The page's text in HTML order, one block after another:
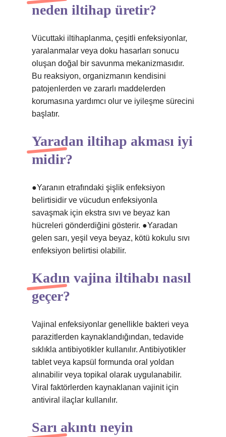
neden iltihap üretir?
Vücuttaki iltihaplanma, çeşitli enfeksiyonlar,
yaralanmalar veya doku hasarları sonucu
oluşan doğal bir savunma mekanizmasıdır.
Bu reaksiyon, organizmanın kendisini
patojenlerden ve zararlı maddelerden
korumasına yardımcı olur ve iyileşme sürecini
başlatır.
Yaradan iltihap akması iyi
midir?
●Yaranın etrafındaki şişlik enfeksiyon
belirtisidir ve vücudun enfeksiyonla
savaşmak için ekstra sıvı ve beyaz kan
hücreleri gönderdiğini gösterir. ●Yaradan
gelen sarı, yeşil veya beyaz, kötü kokulu sıvı
enfeksiyon belirtisi olabilir.
Kadın vajina iltihabı nasıl
geçer?
Vajinal enfeksiyonlar genellikle bakteri veya
parazitlerden kaynaklandığından, tedavide
sıklıkla antibiyotikler kullanılır. Antibiyotikler
tablet veya kapsül formunda oral yoldan
alınabilir veya topikal olarak uygulanabilir.
Viral faktörlerden kaynaklanan vajinit için
antiviral ilaçlar kullanılır.
Sarı akıntı neyin